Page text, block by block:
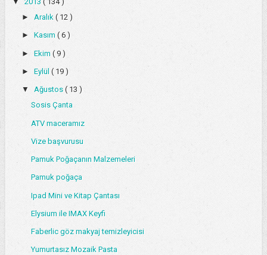
► Aralık ( 12 )
► Kasım ( 6 )
► Ekim ( 9 )
► Eylül ( 19 )
▼ Ağustos ( 13 )
Sosis Çanta
ATV maceramız
Vize başvurusu
Pamuk Poğaçanın Malzemeleri
Pamuk poğaça
Ipad Mini ve Kitap Çantası
Elysium ile IMAX Keyfi
Faberlic göz makyaj temizleyicisi
Yumurtasız Mozaik Pasta